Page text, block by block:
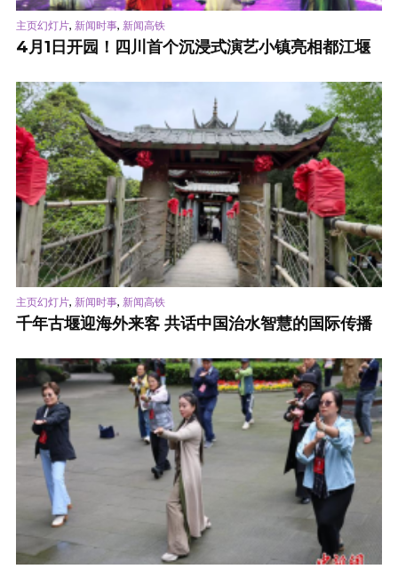
主页幻灯片, 新闻时事, 新闻高铁
4月1日开园！四川首个沉浸式演艺小镇亮相都江堰
主页幻灯片, 新闻时事, 新闻高铁
千年古堰迎海外来客 共话中国治水智慧的国际传播